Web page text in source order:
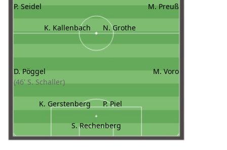
P. Seidel M. Preuß
K. Kallenbach N. Grothe
D. Pöggel
(46' S. Schaller)
M. Voro
K. Gerstenberg P. Piel
S. Rechenberg